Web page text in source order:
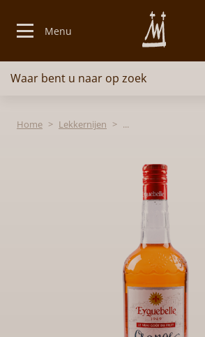
Glaswerk
Lekkernijen
Pakketten & Cadeaus
Over ons
Contact
Menu
Waar bent u naar op zoek
Home Lekkernijen